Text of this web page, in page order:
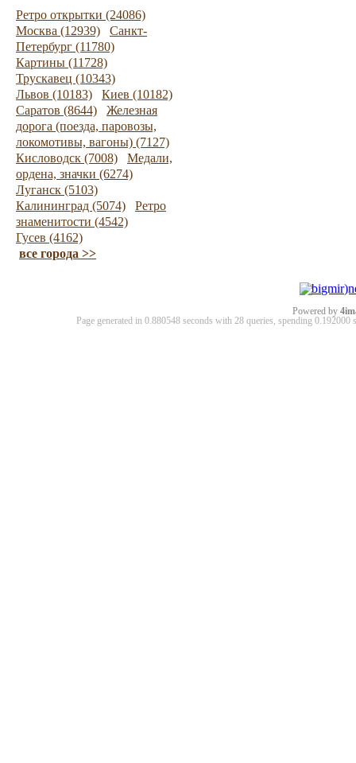
Ретро открытки (24086)
Москва (12939)
Санкт-
Петербург (11780)
Картины (11728)
Трускавец (10343)
Львов (10183)
Киев (10182)
Саратов (8644)
Железная
дорога (поезда, паровозы,
локомотивы, вагоны) (7127)
Кисловодск (7008)
Медали,
ордена, значки (6274)
Луганск (5103)
Калининград (5074)
Ретро
знаменитости (4542)
Гусев (4162)
все города >>
Powered by
Page generated in 0.880548 seconds with 28 queries, spending